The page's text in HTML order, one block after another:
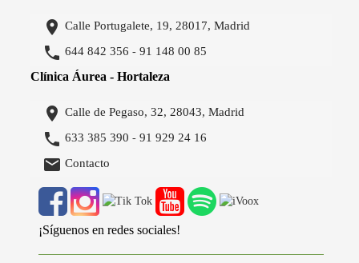
 Calle Portugalete, 19, 28017, Madrid
 644 842 356 -91 148 00 85
Clínica Áurea - Hortaleza
 Calle de Pegaso, 32, 28043, Madrid
 633 385 390 -91 929 24 16
 Contacto
¡Síguenos en redes sociales!